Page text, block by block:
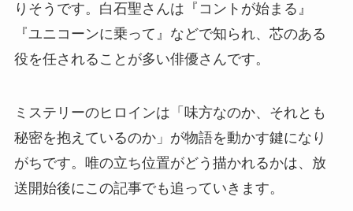
りそうです。白石聖さんは『コントが始まる』
『ユニコーンに乗って』などで知られ、芯のある
役を任されることが多い俳優さんです。
ミステリーのヒロインは「味方なのか、それとも
秘密を抱えているのか」が物語を動かす鍵になり
がちです。唯の立ち位置がどう描かれるかは、放
送開始後にこの記事でも追っていきます。